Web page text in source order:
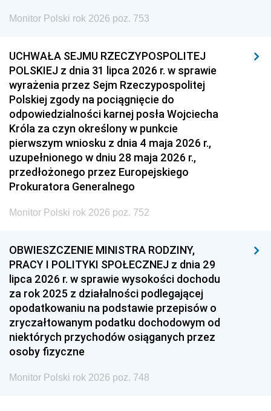
Monitor Polski rok 2026 poz. 753
UCHWAŁA SEJMU RZECZYPOSPOLITEJ
POLSKIEJ z dnia 31 lipca 2026 r. w sprawie
wyrażenia przez Sejm Rzeczypospolitej
Polskiej zgody na pociągnięcie do
odpowiedzialności karnej posła Wojciecha
Króla za czyn określony w punkcie
pierwszym wniosku z dnia 4 maja 2026 r.,
uzupełnionego w dniu 28 maja 2026 r.,
przedłożonego przez Europejskiego
Prokuratora Generalnego
Monitor Polski rok 2026 poz. 752
OBWIESZCZENIE MINISTRA RODZINY,
PRACY I POLITYKI SPOŁECZNEJ z dnia 29
lipca 2026 r. w sprawie wysokości dochodu
za rok 2025 z działalności podlegającej
opodatkowaniu na podstawie przepisów o
zryczałtowanym podatku dochodowym od
niektórych przychodów osiąganych przez
osoby fizyczne
Monitor Polski rok 2026 poz. 748